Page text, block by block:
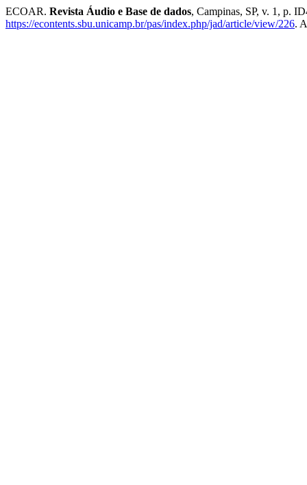
ECOAR. Revista Áudio e Base de dados, Campinas, SP, v. 1, p.
https://econtents.sbu.unicamp.br/pas/index.php/jad/article/view/226.